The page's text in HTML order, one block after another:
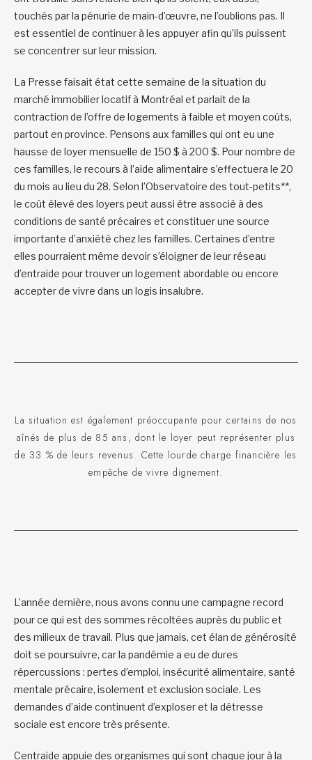
touchés par la pénurie de main-d’œuvre, ne l’oublions pas. Il
est essentiel de continuer à les appuyer afin qu’ils puissent
se concentrer sur leur mission.
La Presse faisait état cette semaine de la situation du
marché immobilier locatif à Montréal et parlait de la
contraction de l’offre de logements à faible et moyen coûts,
partout en province. Pensons aux familles qui ont eu une
hausse de loyer mensuelle de 150 $ à 200 $. Pour nombre de
ces familles, le recours à l’aide alimentaire s’effectuera le 20
du mois au lieu du 28. Selon l’Observatoire des tout-petits**,
le coût élevé des loyers peut aussi être associé à des
conditions de santé précaires et constituer une source
importante d’anxiété chez les familles. Certaines d’entre
elles pourraient même devoir s’éloigner de leur réseau
d’entraide pour trouver un logement abordable ou encore
accepter de vivre dans un logis insalubre.
La situation est également préoccupante pour certains de nos
aînés de plus de 85 ans, dont le loyer peut représenter plus
de 33 % de leurs revenus. Cette lourde charge financière les
empêche de vivre dignement.
L’année dernière, nous avons connu une campagne record
pour ce qui est des sommes récoltées auprès du public et
des milieux de travail. Plus que jamais, cet élan de générosité
doit se poursuivre, car la pandémie a eu de dures
répercussions : pertes d’emploi, insécurité alimentaire, santé
mentale précaire, isolement et exclusion sociale. Les
demandes d’aide continuent d’exploser et la détresse
sociale est encore très présente.
Centraide appuie des organismes qui sont chaque jour à la